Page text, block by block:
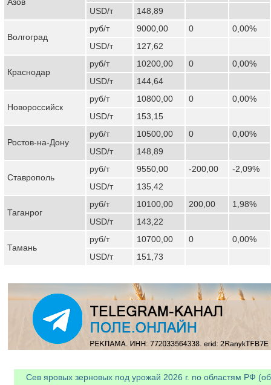
USD/т
148,89
Волгоград
руб/т 9000,00 0
0,00%
USD/т
127,62
Краснодар
руб/т 10200,00 0
0,00%
USD/т
144,64
Новороссийск
руб/т 10800,00 0
0,00%
USD/т
153,15
Ростов-на-Дону
руб/т 10500,00 0
0,00%
USD/т
148,89
Ставрополь
руб/т 9550,00 -200,00
-2,09%
USD/т
135,42
Таганрог
руб/т 10100,00 200,00
1,98%
USD/т
143,22
Тамань
руб/т 10700,00 0
0,00%
USD/т
151,73
Сев яровых зерновых под урожай 2026 г. по областям РФ